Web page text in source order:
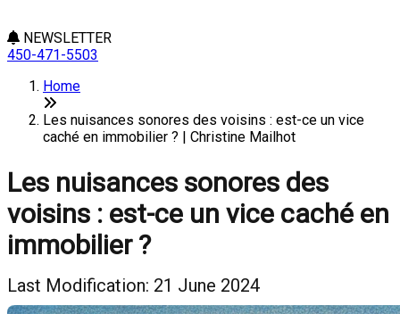
NEWSLETTER
450-471-5503
Home
Les nuisances sonores des voisins : est-ce un vice
caché en immobilier ? | Christine Mailhot
Les nuisances sonores des
voisins : est-ce un vice caché en
immobilier ?
Last Modification: 21 June 2024